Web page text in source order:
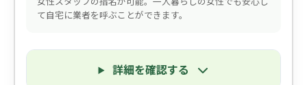
て自宅に業者を呼ぶことができます。
詳細を確認する